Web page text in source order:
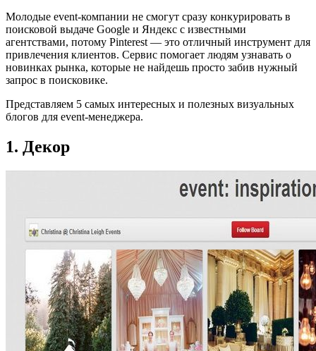
Молодые event-компании не смогут сразу конкурировать в
поисковой выдаче Google и Яндекс с известными
агентствами, потому Pinterest — это отличный инструмент для
привлечения клиентов. Сервис помогает людям узнавать о
новинках рынка, которые не найдешь просто забив нужный
запрос в поисковике.
Представляем 5 самых интересных и полезных визуальных
блогов для event-менеджера.
1. Декор